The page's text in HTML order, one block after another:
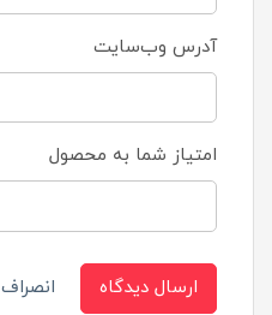
آدرس وب‌سایت
امتیاز شما به محصول
ارسال دیدگاه انصراف